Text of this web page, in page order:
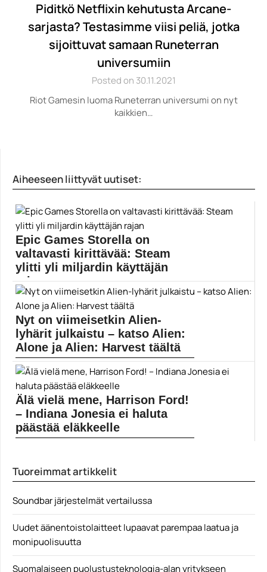
Piditkö Netflixin kehutusta Arcane-
sarjasta? Testasimme viisi peliä, jotka
sijoittuvat samaan Runeterran
universumiin
Posted on 30.11.2021
Riot Gamesin luoma Runeterran universumi on nyt
kaikkien…
Aiheeseen liittyvät uutiset:
Epic Games Storella on
valtavasti kirittävää: Steam
ylitti yli miljardin käyttäjän
rajan
Steamin digitaalisena pelien kauppapaikkana
haastaneella Epic Games Storella...
digitaalinen pelimyynti
Nyt on viimeisetkin Alien-
lyhärit julkaistu – katso Alien:
Alone ja Alien: Harvest täältä
Alienin 40-vuotisen historian kunniaksi tehdyistä
Alien
Älä vielä mene, Harrison Ford!
– Indiana Jonesia ei haluta
päästää eläkkeelle
Elokuvauutiset
Tuoreimmat artikkelit
Soundbar järjestelmät vertailussa
Uudet äänentoistolaitteet lupaavat parempaa laatua ja
monipuolisuutta
Suomalaiseen puolustusteknologia-alan yritykseen